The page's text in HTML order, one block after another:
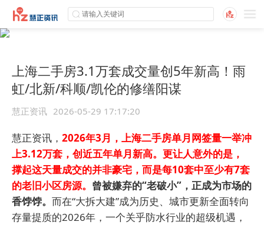
上海二手房3.1万套成交量创5年新高！雨
虹/北新/科顺/凯伦的修缮阳谋
慧正资讯 2026-05-29 17:17:20
慧正资讯， 2026年3月，上海二手房单月网签量一举冲
上3.12万套，创近五年单月新高。更让人意外的是，
撑起这天量成交的并非豪宅，而是每10套中至少有7套
的老旧小区房源。 曾被嫌弃的“老破小”，正成为市场的
香饽饽。 而在“大拆大建”成为历史、城市更新全面转向
存量提质的2026年，一个关乎防水行业的超级机遇，